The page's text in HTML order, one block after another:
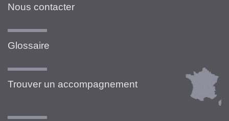
Nous contacter
Glossaire
Trouver un accompagnement